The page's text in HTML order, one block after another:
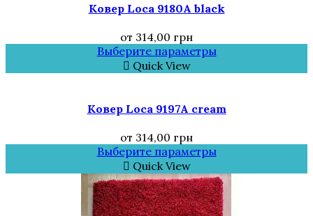
Ковер Loca 9180A black
от 314,00 грн
Выберите параметры
Quick View
Ковер Loca 9197A cream
от 314,00 грн
Выберите параметры
Quick View